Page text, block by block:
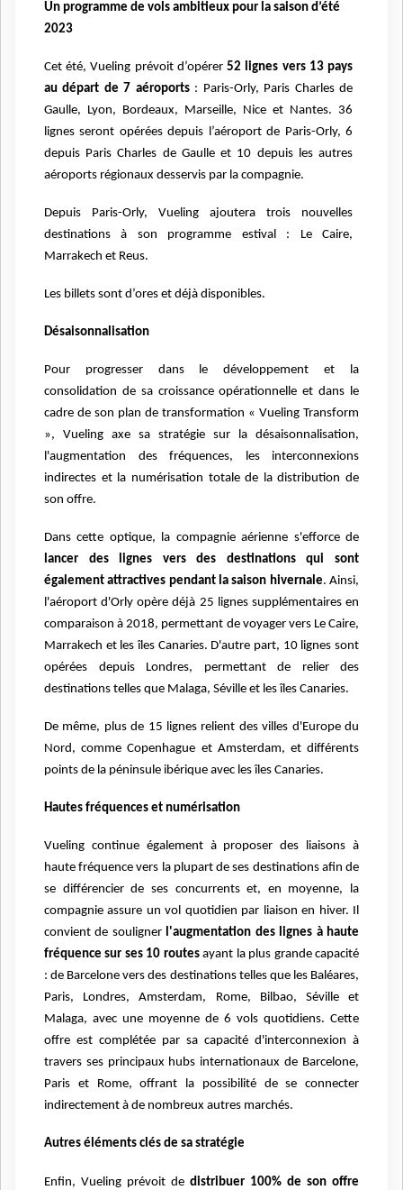
Un programme de vols ambitieux pour la saison d’été
2023
Cet été, Vueling prévoit d’opérer52 lignes vers 13 pays
au départ de 7 aéroports: Paris-Orly, Paris Charles de
Gaulle, Lyon, Bordeaux, Marseille, Nice et Nantes. 36
lignes seront opérées depuis l’aéroport de Paris-Orly, 6
depuis Paris Charles de Gaulle et 10 depuis les autres
aéroports régionaux desservis par la compagnie.
Depuis Paris-Orly, Vueling ajoutera trois nouvelles
destinations à son programme estival : Le Caire,
Marrakech et Reus.
Les billets sont d’ores et déjà disponibles.
Désaisonnalisation
Pour progresser dans le développement et la
consolidation de sa croissance opérationnelle et dans le
cadre de son plan de transformation « Vueling Transform
», Vueling axe sa stratégie sur la désaisonnalisation,
l'augmentation des fréquences, les interconnexions
indirectes et la numérisation totale de la distribution de
son offre.
Dans cette optique, la compagnie aérienne s'efforce de
lancer des lignes vers des destinations qui sont
également attractives pendant la saison hivernale. Ainsi,
l'aéroport d'Orly opère déjà 25 lignes supplémentaires en
comparaison à 2018, permettant de voyager vers Le Caire,
Marrakech et les îles Canaries. D'autre part, 10 lignes sont
opérées depuis Londres, permettant de relier des
destinations telles que Malaga, Séville et les îles Canaries.
De même, plus de 15 lignes relient des villes d'Europe du
Nord, comme Copenhague et Amsterdam, et différents
points de la péninsule ibérique avec les îles Canaries.
Hautes fréquences et numérisation
Vueling continue également à proposer des liaisons à
haute fréquence vers la plupart de ses destinations afin de
se différencier de ses concurrents et, en moyenne, la
compagnie assure un vol quotidien par liaison en hiver. Il
convient de soulignerl'augmentation des lignes à haute
fréquence sur ses 10 routesayant la plus grande capacité
: de Barcelone vers des destinations telles que les Baléares,
Paris, Londres, Amsterdam, Rome, Bilbao, Séville et
Malaga, avec une moyenne de 6 vols quotidiens. Cette
offre est complétée par sa capacité d'interconnexion à
travers ses principaux hubs internationaux de Barcelone,
Paris et Rome, offrant la possibilité de se connecter
indirectement à de nombreux autres marchés.
Autres éléments clés de sa stratégie
Enfin, Vueling prévoit de distribuer 100% de son offre